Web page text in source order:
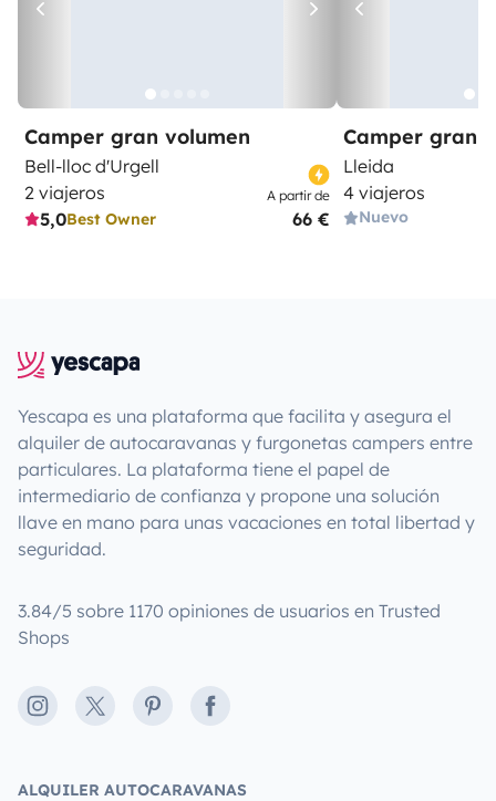
Camper gran volumen
Bell-lloc d'Urgell
2 viajeros
5,0Best Owner
A partir de
66 €
Camper gran
Lleida
4 viajeros
Nuevo
Yescapa es una plataforma que facilita y asegura el
alquiler de autocaravanas y furgonetas campers entre
particulares. La plataforma tiene el papel de
intermediario de confianza y propone una solución
llave en mano para unas vacaciones en total libertad y
seguridad.
3.84/5 sobre 1170 opiniones de usuarios en Trusted
Shops
Instagram
X PinterestFacebook
ALQUILER AUTOCARAVANAS